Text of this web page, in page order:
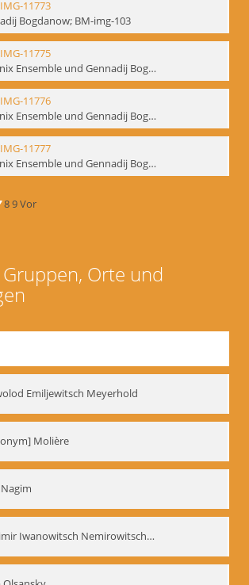
11773
Bogdanow; BM-img-103
11775
Phoenix Ensemble und Gennadij Bogdanow; BM-img-105-1
11776
Phoenix Ensemble und Gennadij Bogdanow; BM-img-105-2
11777
Phoenix Ensemble und Gennadij Bogdanow; BM-img-105-3
89Vor
Orte und
Emiljewitsch Meyerhold
Molière
Wladimir Iwanowitsch Nemirowitsch-Dantschenko